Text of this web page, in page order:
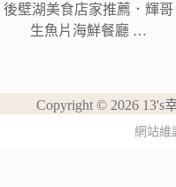
後壁湖美食店家推薦．輝哥
生魚片海鮮餐廳 …
Copyright © 2026 13's
網站維